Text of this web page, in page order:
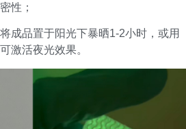
性；
成品置于阳光下暴晒1-2小时，或用
激活夜光效果。